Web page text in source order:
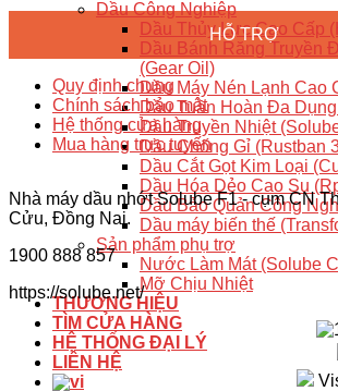
Dầu Công Nghiệp
Dầu Thủy Lực Cao Cấp
Dầu Bánh Răng Truyền
(Gear Oil)
Dầu Máy Nén Lạnh Cao
Dầu Tuần Hoàn Đa
Dầu Truyền Nhiệt
Dầu Chống Gỉ (Rustban
Dầu Cắt Gọt Kim Loại
Dầu Hóa Dẻo Cao Su
Dầu Bảo Quản Công
Dầu máy biến thế
Sản phẩm phụ trợ
Nước Làm Mát (Solube
Mỡ Chịu Nhiệt
THƯƠNG HIỆU
TÌM CỬA HÀNG
HỆ THỐNG ĐẠI LÝ
LIÊN HỆ
HỖ TRỢ
Quy định chung
Chính sách bảo mật
Hệ thống cửa hàng
Mua hàng trực tuyến
Nhà máy dầu nhớt Solube F1 - cụm CN
Cửu, Đồng Nai.
1900 888 857
https://solube.net/